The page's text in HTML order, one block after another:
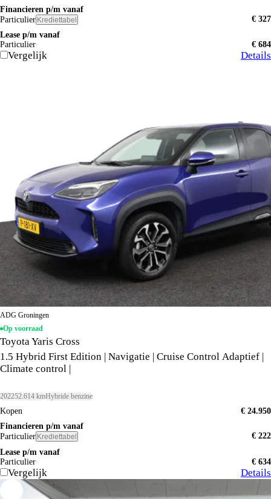
Financieren p/m vanaf
Particulier Krediettabel
€ 327
Lease p/m vanaf
Particulier
€ 684
Vergelijk Details
ADG Groningen
Op voorraad
Toyota Yaris Cross
1.5 Hybrid First Edition | Navigatie | Cruise Control Adaptief |
Climate control |
202252.614 kmHybride benzine
Kopen
€ 24.950
Financieren p/m vanaf
Particulier Krediettabel
€ 222
Lease p/m vanaf
Particulier
€ 634
Vergelijk Details